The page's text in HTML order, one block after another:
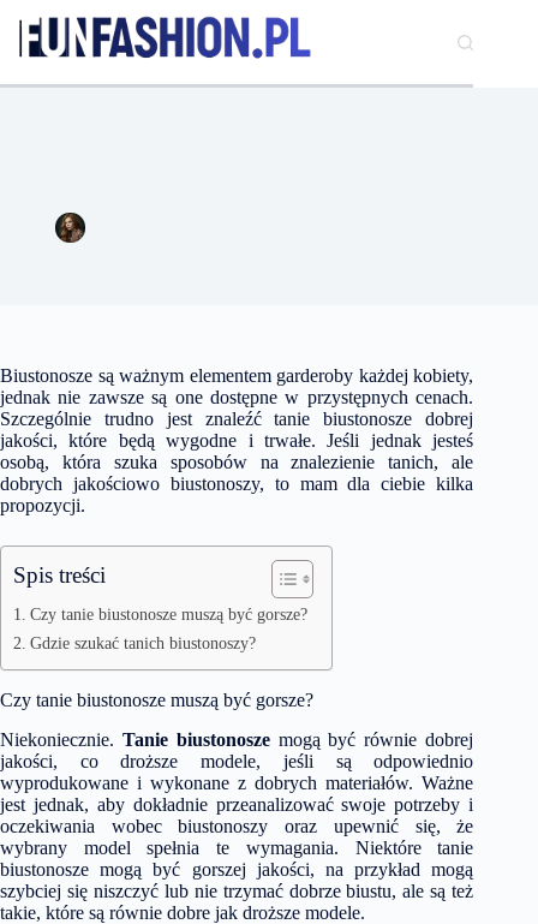
treści
Biustonosze są ważnym elementem garderoby każdej kobiety,
jednak nie zawsze są one dostępne w przystępnych cenach.
Szczególnie trudno jest znaleźć tanie biustonosze dobrej
jakości, które będą wygodne i trwałe. Jeśli jednak jesteś
osobą, która szuka sposobów na znalezienie tanich, ale
dobrych jakościowo biustonoszy, to mam dla ciebie kilka
propozycji.
Spis treści
Czy tanie biustonosze muszą być gorsze?
Gdzie szukać tanich biustonoszy?
Czy tanie biustonosze muszą być gorsze?
Niekoniecznie. Tanie biustonoszemogą być równie dobrej
jakości, co droższe modele, jeśli są odpowiednio
wyprodukowane i wykonane z dobrych materiałów. Ważne
jest jednak, aby dokładnie przeanalizować swoje potrzeby i
oczekiwania wobec biustonoszy oraz upewnić się, że
wybrany model spełnia te wymagania. Niektóre tanie
biustonosze mogą być gorszej jakości, na przykład mogą
szybciej się niszczyć lub nie trzymać dobrze biustu, ale są też
takie, które są równie dobre jak droższe modele.